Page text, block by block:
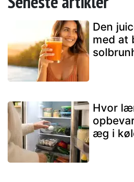
Den
med at
Hvor
æg i